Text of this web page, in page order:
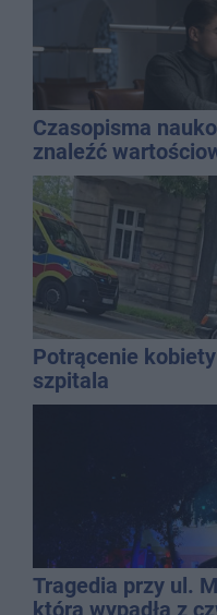
Czasopisma
znaleźć
Potrącenie
szpitala
Tragedia przy ul.
która wypadła z